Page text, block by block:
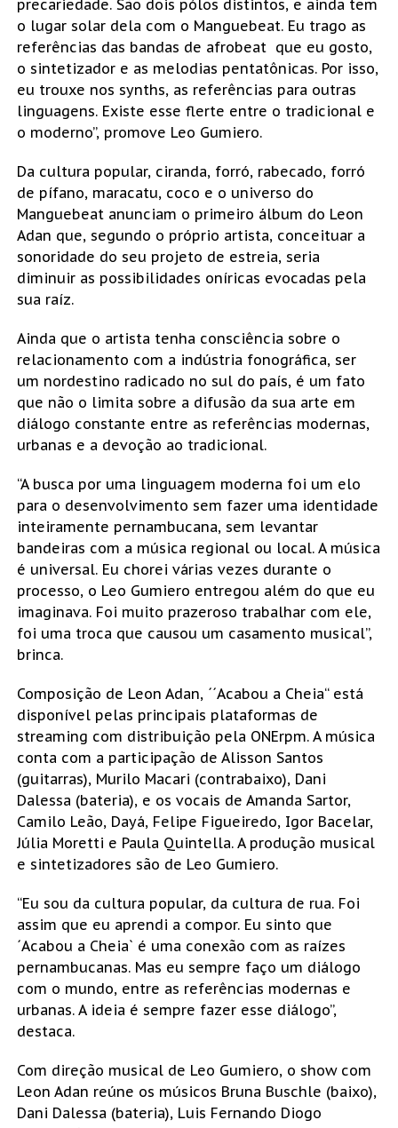
precariedade. São dois pólos distintos, e ainda tem
o lugar solar dela com o Manguebeat. Eu trago as
referências das bandas de afrobeat que eu gosto,
o sintetizador e as melodias pentatônicas. Por isso,
eu trouxe nos synths, as referências para outras
linguagens. Existe esse flerte entre o tradicional e
o moderno”, promove Leo Gumiero.
Da cultura popular, ciranda, forró, rabecado, forró
de pífano, maracatu, coco e o universo do
Manguebeat anunciam o primeiro álbum do Leon
Adan que, segundo o próprio artista, conceituar a
sonoridade do seu projeto de estreia, seria
diminuir as possibilidades oníricas evocadas pela
sua raíz.
Ainda que o artista tenha consciência sobre o
relacionamento com a indústria fonográfica, ser
um nordestino radicado no sul do país, é um fato
que não o limita sobre a difusão da sua arte em
diálogo constante entre as referências modernas,
urbanas e a devoção ao tradicional.
“A busca por uma linguagem moderna foi um elo
para o desenvolvimento sem fazer uma identidade
inteiramente pernambucana, sem levantar
bandeiras com a música regional ou local. A música
é universal. Eu chorei várias vezes durante o
processo, o Leo Gumiero entregou além do que eu
imaginava. Foi muito prazeroso trabalhar com ele,
foi uma troca que causou um casamento musical”,
brinca.
Composição de Leon Adan, ´´Acabou a Cheia“ está
disponível pelas principais plataformas de
streaming com distribuição pela ONErpm. A música
conta com a participação de Alisson Santos
(guitarras), Murilo Macari (contrabaixo), Dani
Dalessa (bateria), e os vocais de Amanda Sartor,
Camilo Leão, Dayá, Felipe Figueiredo, Igor Bacelar,
Júlia Moretti e Paula Quintella. A produção musical
e sintetizadores são de Leo Gumiero.
“Eu sou da cultura popular, da cultura de rua. Foi
assim que eu aprendi a compor. Eu sinto que
´Acabou a Cheia` é uma conexão com as raízes
pernambucanas. Mas eu sempre faço um diálogo
com o mundo, entre as referências modernas e
urbanas. A ideia é sempre fazer esse diálogo”,
destaca.
Com direção musical de Leo Gumiero, o show com
Leon Adan reúne os músicos Bruna Buschle (baixo),
Dani Dalessa (bateria), Luis Fernando Diogo